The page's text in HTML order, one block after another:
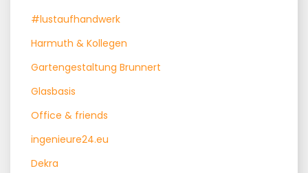
#lustaufhandwerk
Harmuth & Kollegen
Gartengestaltung Brunnert
Glasbasis
Office & friends
ingenieure24.eu
Dekra